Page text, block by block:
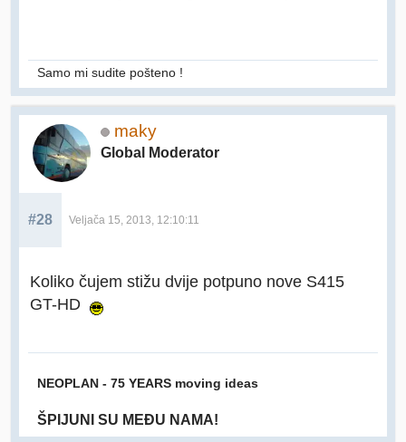
Samo mi sudite pošteno !
maky
Global Moderator
#28 Veljača 15, 2013, 12:10:11
Koliko čujem stižu dvije potpuno nove S415
GT-HD
NEOPLAN - 75 YEARS moving ideas
ŠPIJUNI SU MEĐU NAMA!